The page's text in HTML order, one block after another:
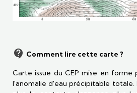
Comment lire cette carte ?
Carte issue du CEP mise en
l'anomalie d'eau précipitable totale.